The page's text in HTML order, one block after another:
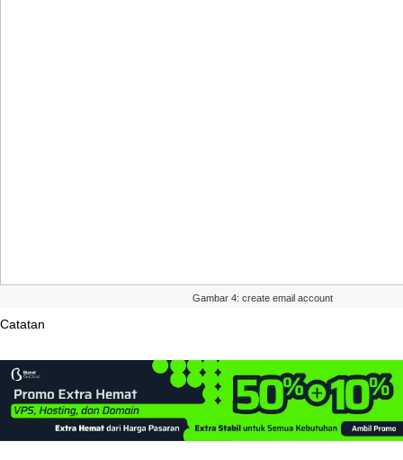
Gambar 4: create email account
Catatan